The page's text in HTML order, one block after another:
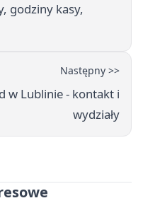
godziny kasy,
Następny >>
w Lublinie - kontakt i
wydziały